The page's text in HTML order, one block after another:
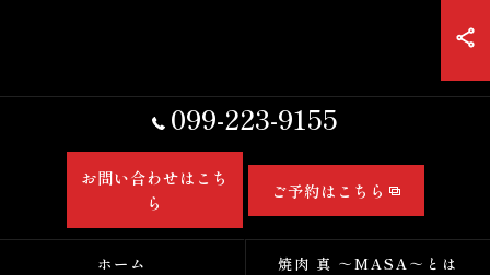
099-223-9155
お問い合わせはこち
ら
ご予約はこちら
ホーム 焼肉 真 ～MASA～とは